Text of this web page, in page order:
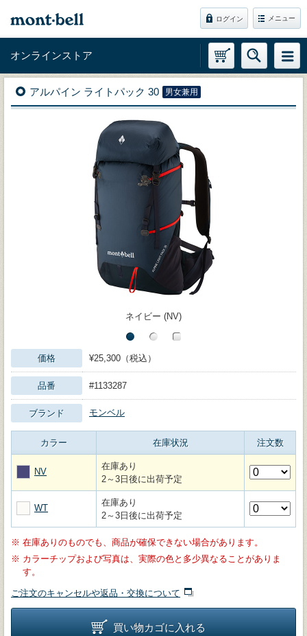
ログイン メニュー
オンラインストア
アルパイン ライトパック 30 男女兼用
ネイビー (NV)
価格 ¥25,300（税込）
品番 #1133287
ブランド モンベル
カラー 在庫状況 注文数
NV
在庫あり
2～3日後に出荷予定
WT
在庫あり
2～3日後に出荷予定
※ 在庫ありのものでも、商品が確保できない場合があります。
※ カラーチップおよび写真は、実際の色と多少異なることがありま
す。
ご注文のキャンセルや返品・交換について
買い物カゴに入れる